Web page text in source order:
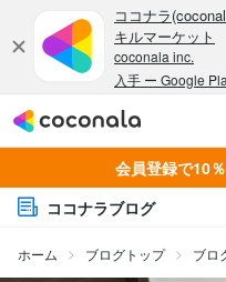
会員登録で10
ココナラブログ
ホーム ブログトップ ブロ